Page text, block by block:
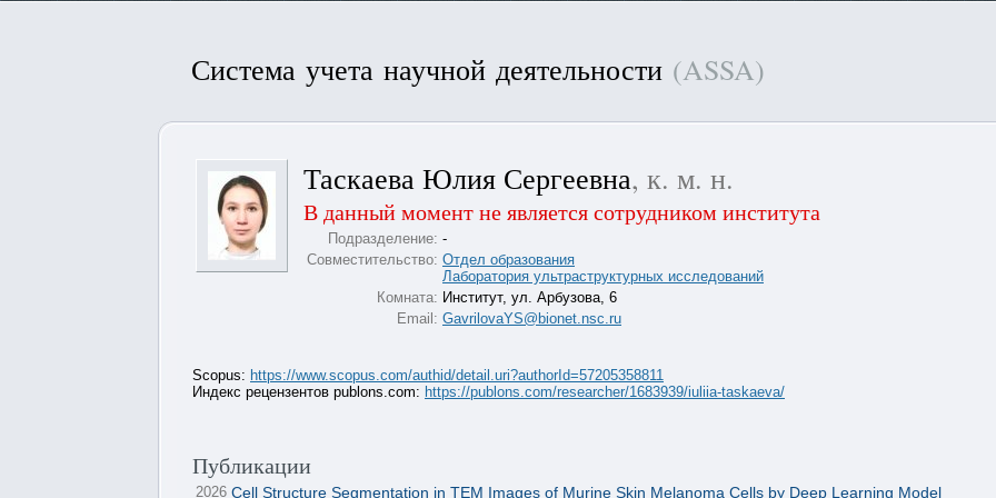
Система учета научной деятельности (ASSA)
Таскаева Юлия Сергеевна, к. м. н.
В данный момент не является сотрудником института
Подразделение: -
Совместительство: Отдел образования
Лаборатория ультраструктурных исследований
Комната: Институт, ул. Арбузова, 6
Email: GavrilovaYS@bionet.nsc.ru
Scopus: https://www.scopus.com/authid/detail.uri?authorId=57205358811
Индекс рецензентов publons.com: https://publons.com/researcher/1683939/iuliia-taskaeva/
Публикации
2026 Cell Structure Segmentation in TEM Images of Murine Skin Melanoma Cells by Deep Learning Model